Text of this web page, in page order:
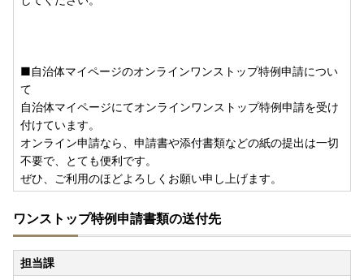
■自治体マイページのオンラインワンストップ特例申請につい
て
自治体マイページにてオンラインワンストップ特例申請を受け
付けています。
オンライン申請なら、申請書や添付書類などの紙の提出は一切
不要で、とても便利です。
ぜひ、ご利用のほどよろしくお願い申し上げます。
ワンストップ特例申請書類の送付先
担当課